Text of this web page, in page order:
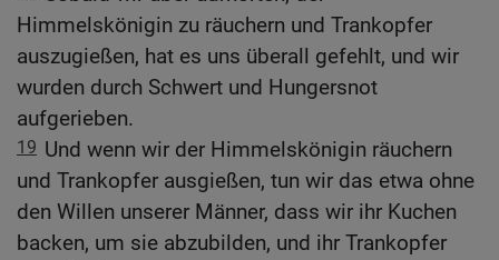
Himmelskönigin zu räuchern und Trankopfer
auszugießen, hat es uns überall gefehlt, und wir
wurden durch Schwert und Hungersnot
aufgerieben.
19 Und wenn wir der Himmelskönigin räuchern
und Trankopfer ausgießen, tun wir das etwa ohne
den Willen unserer Männer, dass wir ihr Kuchen
backen, um sie abzubilden, und ihr Trankopfer